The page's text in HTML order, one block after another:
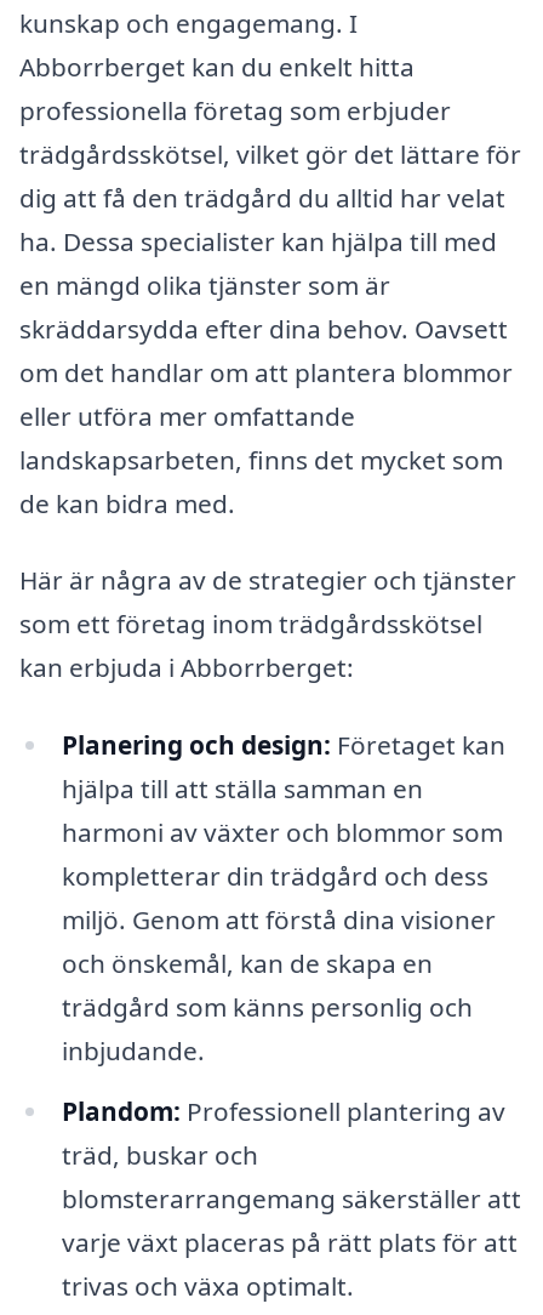
kunskap och engagemang. I
Abborrberget kan du enkelt hitta
professionella företag som erbjuder
trädgårdsskötsel, vilket gör det lättare för
dig att få den trädgård du alltid har velat
ha. Dessa specialister kan hjälpa till med
en mängd olika tjänster som är
skräddarsydda efter dina behov. Oavsett
om det handlar om att plantera blommor
eller utföra mer omfattande
landskapsarbeten, finns det mycket som
de kan bidra med.
Här är några av de strategier och tjänster
som ett företag inom trädgårdsskötsel
kan erbjuda i Abborrberget:
Planering och design: Företaget kan
hjälpa till att ställa samman en
harmoni av växter och blommor som
kompletterar din trädgård och dess
miljö. Genom att förstå dina visioner
och önskemål, kan de skapa en
trädgård som känns personlig och
inbjudande.
Plandom: Professionell plantering av
träd, buskar och
blomsterarrangemang säkerställer att
varje växt placeras på rätt plats för att
trivas och växa optimalt.